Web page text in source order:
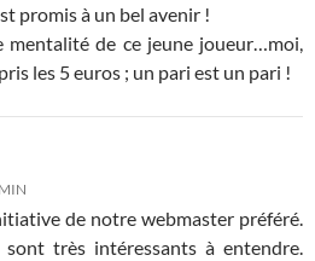
promis à un bel avenir !
mentalité de ce jeune joueur…moi,
les 5 euros ; un pari est un pari !
de notre webmaster préféré.
très intéressants à entendre.